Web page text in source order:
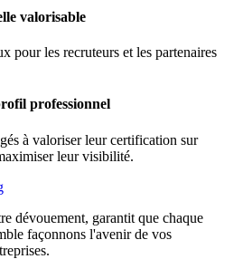
valorisable
pour les recruteurs et les partenaires
professionnel
à valoriser leur certification sur
leur visibilité.
dévouement, garantit que chaque
façonnons l'avenir de vos